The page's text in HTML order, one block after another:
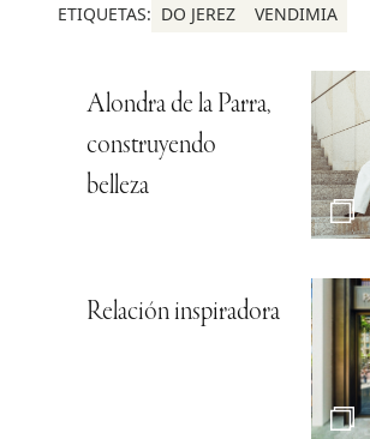
ETIQUETAS: DO JEREZ VENDIMIA
Alondra de la Parra,
construyendo
belleza
Relación inspiradora